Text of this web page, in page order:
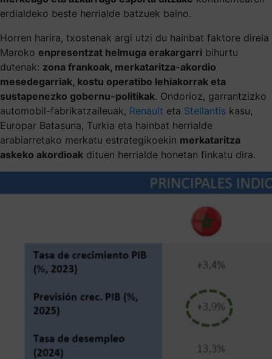
erdialdeko beste herrialde batzuek baino.
Horren harira, txostenak argi utzi du hainbat faktore direla
Maroko enpresentzat helmuga erakargarri bihurtu
dutenak: zona frankoak, merkataritza-akordio
mesedegarriak, kostu operatibo lehiakorrak eta
sustapenezko gobernu-politikak. Ondorioz, garrantzizko
automobil-fabrikatzaileuak, Renault eta Stellantis kasu,
Europar Batasuna, Turkia eta hainbat herrialde
arabiarretako merkatu estrategikoekin merkataritza
askeko akordioak dituen herrialde honetan finkatu dira.